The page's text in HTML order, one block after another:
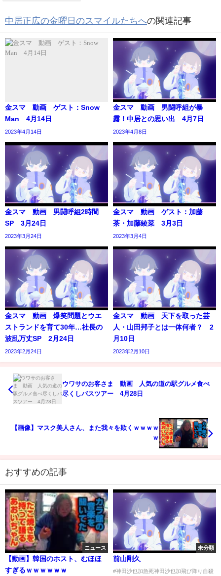
中居正広の金曜日のスマイルたちへの関連記事
金スマ 動画 ゲスト：Snow
Man 4月14日
2023年4月14日
金スマ 動画 男闘呼組が暴
露！中居との思い出 4月7日
2023年4月8日
金スマ 動画 男闘呼組2時間
SP 3月24日
2023年3月24日
金スマ 動画 ゲスト：加藤
茶・加藤綾菜 3月3日
2023年3月4日
金スマ 動画 爆笑問題とウエ
ストランドを育て30年…社長の
波乱万丈SP 2月24日
2023年2月24日
金スマ 動画 天下を取った芸
人・山田邦子とは一体何者？ 2
月10日
2023年2月10日
ウワサのお客さま 動画 人気の道の駅グルメ食べ
尽くしバスツアー 4月28日
【画像】マスク美人さん、また我々を欺くｗｗｗｗ
ｗ
おすすめの記事
ニュース
【動画】韓国のホスト、むほほ
すぎるｗｗｗｗｗｗ
未分類
前山剛久
#神田沙也加急死神田沙也加飛び降り自殺